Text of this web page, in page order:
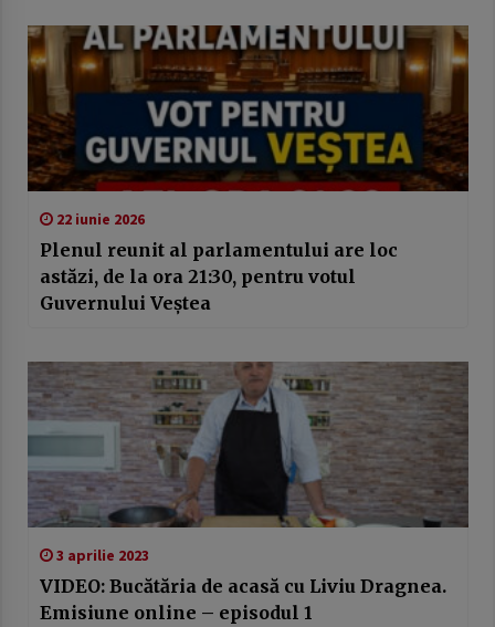
22 iunie 2026
Plenul reunit al parlamentului are loc
astăzi, de la ora 21:30, pentru votul
Guvernului Veștea
3 aprilie 2023
VIDEO: Bucătăria de acasă cu Liviu Dragnea.
Emisiune online – episodul 1